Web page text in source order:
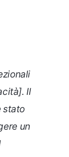
Il
stato
un